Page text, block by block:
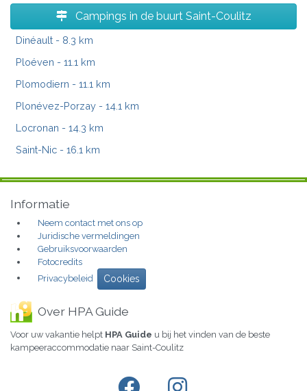
Campings in de buurt Saint-Coulitz
Dinéault - 8.3 km
Ploéven - 11.1 km
Plomodiern - 11.1 km
Plonévez-Porzay - 14.1 km
Locronan - 14.3 km
Saint-Nic - 16.1 km
Informatie
Neem contact met ons op
Juridische vermeldingen
Gebruiksvoorwaarden
Fotocredits
Privacybeleid
Cookies
Over HPA Guide
Voor uw vakantie helpt HPA Guide u bij het vinden van de beste
kampeeraccommodatie naar Saint-Coulitz